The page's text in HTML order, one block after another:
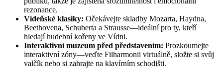
rezonance.
Vídeňské klasiky: Očekávejte skladby Mozarta, Haydna,
Beethovena, Schuberta a Strausse—ideální pro ty, kteří
hledají hudební kořeny ve Vídni.
Interaktivní muzeum před představením: Prozkoumejte
interaktivní zóny—veďte Filharmonii virtuálně, složte si svůj
valčík nebo si zahrajte na klavírním schodišti.